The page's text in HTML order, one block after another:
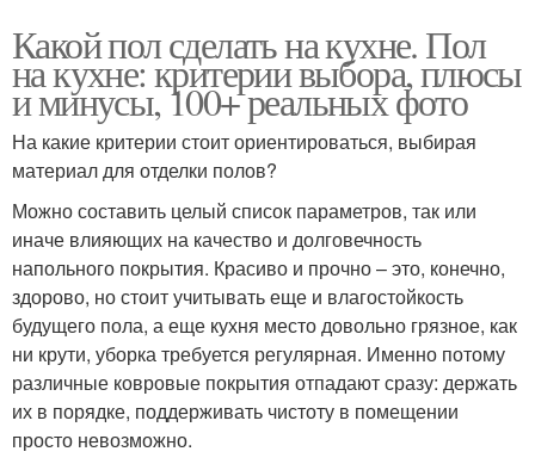
Какой пол сделать на кухне. Пол
на кухне: критерии выбора, плюсы
и минусы, 100+ реальных фото
На какие критерии стоит ориентироваться, выбирая
материал для отделки полов?
Можно составить целый список параметров, так или
иначе влияющих на качество и долговечность
напольного покрытия. Красиво и прочно – это, конечно,
здорово, но стоит учитывать еще и влагостойкость
будущего пола, а еще кухня место довольно грязное, как
ни крути, уборка требуется регулярная. Именно потому
различные ковровые покрытия отпадают сразу: держать
их в порядке, поддерживать чистоту в помещении
просто невозможно.